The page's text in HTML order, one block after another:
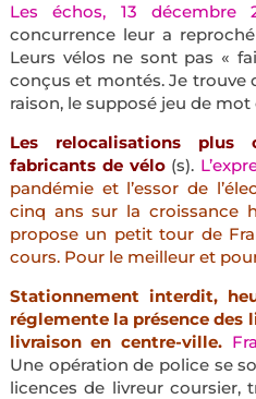
Les échos, 13 décembre
concurrence leur a
Leurs vélos ne sont pas «
conçus et montés. Je trouve
raison, le supposé jeu de
Les relocalisations plus
fabricants de vélo(s).
pandémie et l’essor de
cinq ans sur la croissance
propose un petit tour de
cours. Pour le meilleur et
Stationnement interdit,
réglemente la présence des
livraison en centre-ville.
Une opération de police se
licences de livreur coursier,